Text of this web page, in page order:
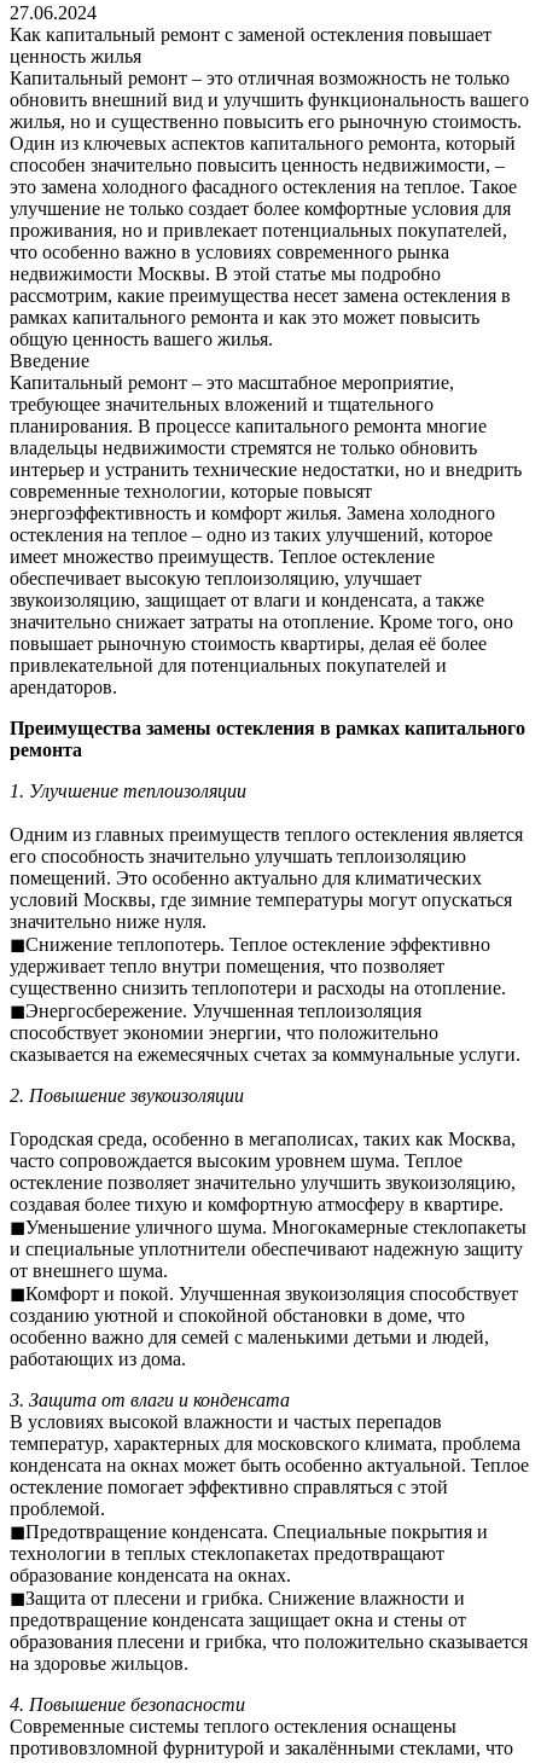
27.06.2024
Как капитальный ремонт с заменой остекления повышает
ценность жилья
Капитальный ремонт – это отличная возможность не только
обновить внешний вид и улучшить функциональность вашего
жилья, но и существенно повысить его рыночную стоимость.
Один из ключевых аспектов капитального ремонта, который
способен значительно повысить ценность недвижимости, –
это замена холодного фасадного остекления на теплое. Такое
улучшение не только создает более комфортные условия для
проживания, но и привлекает потенциальных покупателей,
что особенно важно в условиях современного рынка
недвижимости Москвы. В этой статье мы подробно
рассмотрим, какие преимущества несет замена остекления в
рамках капитального ремонта и как это может повысить
общую ценность вашего жилья.
Введение
Капитальный ремонт – это масштабное мероприятие,
требующее значительных вложений и тщательного
планирования. В процессе капитального ремонта многие
владельцы недвижимости стремятся не только обновить
интерьер и устранить технические недостатки, но и внедрить
современные технологии, которые повысят
энергоэффективность и комфорт жилья. Замена холодного
остекления на теплое – одно из таких улучшений, которое
имеет множество преимуществ. Теплое остекление
обеспечивает высокую теплоизоляцию, улучшает
звукоизоляцию, защищает от влаги и конденсата, а также
значительно снижает затраты на отопление. Кроме того, оно
повышает рыночную стоимость квартиры, делая её более
привлекательной для потенциальных покупателей и
арендаторов.
Преимущества замены остекления в рамках капитального
ремонта
1. Улучшение теплоизоляции
Одним из главных преимуществ теплого остекления является
его способность значительно улучшать теплоизоляцию
помещений. Это особенно актуально для климатических
условий Москвы, где зимние температуры могут опускаться
значительно ниже нуля.
◼Снижение теплопотерь. Теплое остекление эффективно
удерживает тепло внутри помещения, что позволяет
существенно снизить теплопотери и расходы на отопление.
◼Энергосбережение. Улучшенная теплоизоляция
способствует экономии энергии, что положительно
сказывается на ежемесячных счетах за коммунальные услуги.
2. Повышение звукоизоляции
Городская среда, особенно в мегаполисах, таких как Москва,
часто сопровождается высоким уровнем шума. Теплое
остекление позволяет значительно улучшить звукоизоляцию,
создавая более тихую и комфортную атмосферу в квартире.
◼Уменьшение уличного шума. Многокамерные стеклопакеты
и специальные уплотнители обеспечивают надежную защиту
от внешнего шума.
◼Комфорт и покой. Улучшенная звукоизоляция способствует
созданию уютной и спокойной обстановки в доме, что
особенно важно для семей с маленькими детьми и людей,
работающих из дома.
3. Защита от влаги и конденсата
В условиях высокой влажности и частых перепадов
температур, характерных для московского климата, проблема
конденсата на окнах может быть особенно актуальной. Теплое
остекление помогает эффективно справляться с этой
проблемой.
◼Предотвращение конденсата. Специальные покрытия и
технологии в теплых стеклопакетах предотвращают
образование конденсата на окнах.
◼Защита от плесени и грибка. Снижение влажности и
предотвращение конденсата защищает окна и стены от
образования плесени и грибка, что положительно сказывается
на здоровье жильцов.
4. Повышение безопасности
Современные системы теплого остекления оснащены
противовзломной фурнитурой и закалёнными стеклами, что